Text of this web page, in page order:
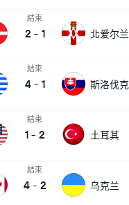
結束
2 - 1 北爱尔兰
結束
4 - 1 斯洛伐克
結束
1 - 2 土耳其
結束
4 - 2 乌克兰